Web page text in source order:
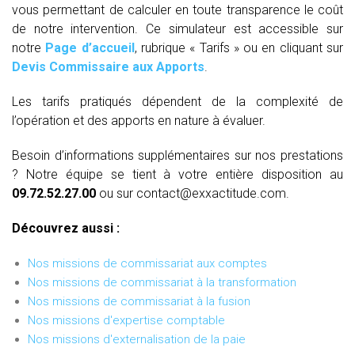
vous permettant de calculer en toute transparence le coût
de notre intervention. Ce simulateur est accessible sur
notre Page d’accueil, rubrique « Tarifs » ou en cliquant sur
Devis Commissaire aux Apports.
Les tarifs pratiqués dépendent de la complexité de
l’opération et des apports en nature à évaluer.
Besoin d’informations supplémentaires sur nos prestations
? Notre équipe se tient à votre entière disposition au
09.72.52.27.00 ou sur contact@exxactitude.com.
Découvrez aussi :
Nos missions de commissariat aux comptes
Nos missions de commissariat à la transformation
Nos missions de commissariat à la fusion
Nos missions d'expertise comptable
Nos missions d'externalisation de la paie